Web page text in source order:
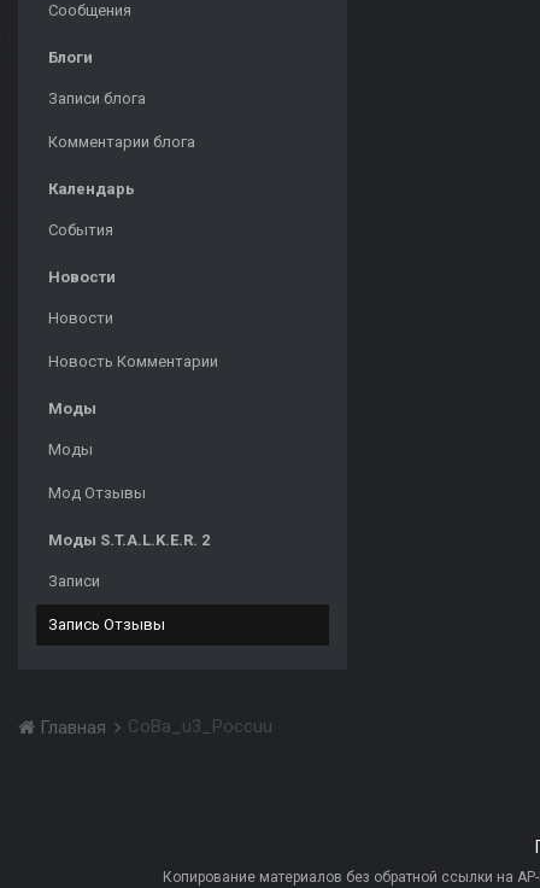
Сообщения
Блоги
Записи блога
Комментарии блога
Календарь
События
Новости
Новости
Новость Комментарии
Моды
Моды
Мод Отзывы
Моды S.T.A.L.K.E.R. 2
Записи
Запись Отзывы
Главная CoBa_u3_Poccuu
Копирование материалов без обратной ссылки на